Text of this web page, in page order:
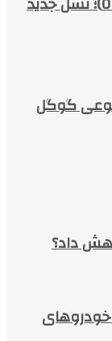
گوگل
داد؟